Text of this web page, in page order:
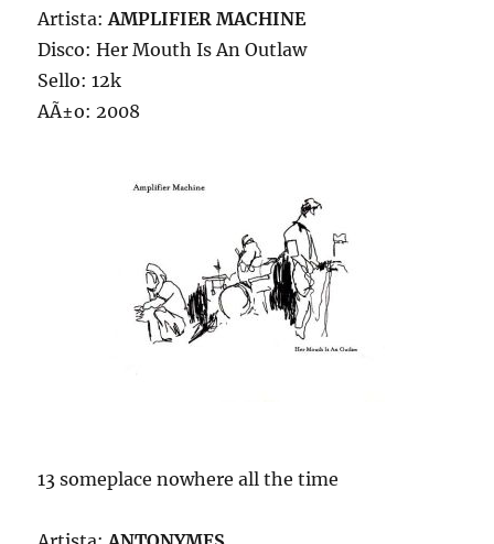
Artista:AMPLIFIER MACHINE
Disco: Her Mouth Is An Outlaw
Sello: 12k
AÃ±o: 2008
13 someplace nowhere all the time